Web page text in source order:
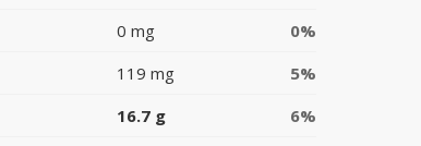
0 mg
0%
119 mg
5%
16.7 g
6%